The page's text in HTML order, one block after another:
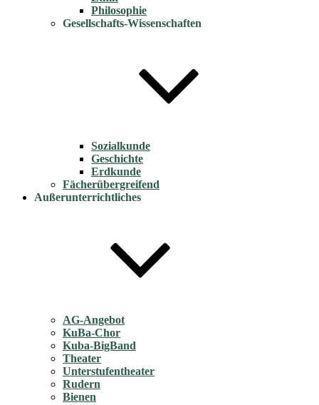
Philosophie
Gesellschafts-Wissenschaften
Sozialkunde
Geschichte
Erdkunde
Fächerübergreifend
Außerunterrichtliches
AG-Angebot
KuBa-Chor
Kuba-BigBand
Theater
Unterstufentheater
Rudern
Bienen